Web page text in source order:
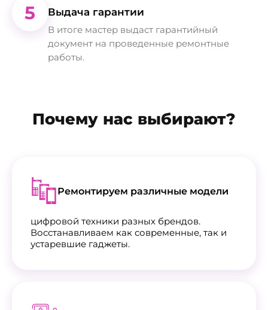
5 Выдача гарантии
В итоге мастер выдаст гарантийный
документ на проведенные ремонтные
работы.
Почему нас выбирают?
Ремонтируем различные модели
цифровой техники разных брендов.
Восстанавливаем как современные, так и
устаревшие гаджеты.